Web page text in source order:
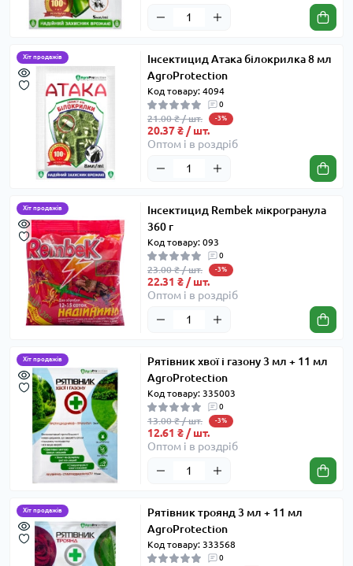
Хіт продажів
Інсектицид Атака білокрилка 8 мл
AgroProtection
Код товару: 4094
0
21.00 ₴ / шт. -3%
20.37 ₴ / шт.
Оптом і в роздріб
Хіт продажів
Інсектицид Rembek мікрогранула
360 г
Код товару: 093
0
23.00 ₴ / шт. -3%
22.31 ₴ / шт.
Оптом і в роздріб
Хіт продажів
Рятівник хвої і газону 3 мл + 11 мл
AgroProtection
Код товару: 335003
0
13.00 ₴ / шт. -3%
12.61 ₴ / шт.
Оптом і в роздріб
Хіт продажів
Рятівник троянд 3 мл + 11 мл
AgroProtection
Код товару: 333568
0